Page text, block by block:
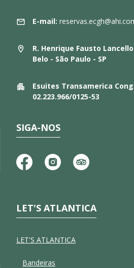
E-mail:
R. Henrique Fausto
Belo - São Paulo - SP
Esuites Transamerica
02.223.966/0125-53
SIGA-NOS
LET'S ATLANTICA
LET'S ATLANTICA
Bandeiras